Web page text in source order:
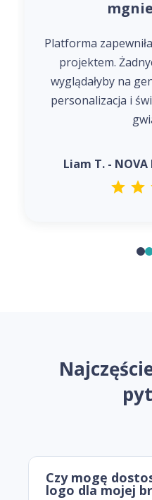
Platforma
projektem.
wyglądałyby na
personalizacja i
Liam T. - NOVA
Czy mogę
logo dla mojej